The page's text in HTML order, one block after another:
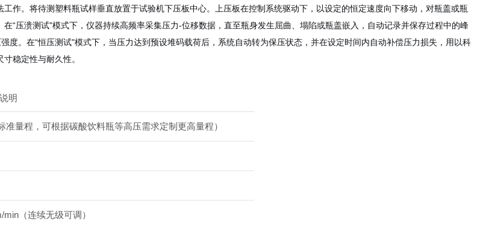
作。将待测塑料瓶试样垂直放置于试验机下压板中心。上压板在控制系统驱动下，以设定的恒定速度向下移动，对瓶盖或瓶
在“压溃测试"模式下，仪器持续高频率采集压力-位移数据，直至瓶身发生屈曲、塌陷或瓶盖嵌入，自动记录并保存过程中的峰
度。在“恒压测试"模式下，当压力达到预设堆码载荷后，系统自动转为保压状态，并在设定时间内自动补偿压力损失，用以科
稳定性与耐久性。
明
准量程，可根据碳酸饮料瓶等高压需求定制更高量程）
min（连续无级可调）